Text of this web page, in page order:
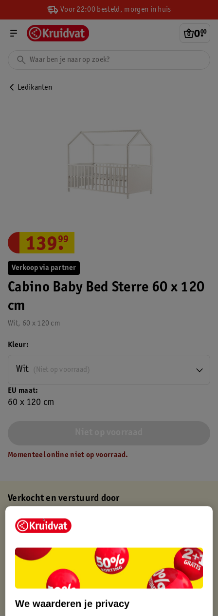
Voor 22:00 besteld, morgen in huis
0.
00
Ledikanten
Verkoop via partner
Cabino Baby Bed Sterre 60 x 120
cm
Wit, 60 x 120 cm
139.
99
EU maat
60 x 120 cm
Kleur
(Niet op voorraad)
Wit
Momenteel online niet op voorraad.
Verkocht en verstuurd door
Binnen 1 werkdag verstuurd
Gratis retourneren via verkooppartner.
Gratis punten met je Kruidvat kaart
We waarderen je privacy